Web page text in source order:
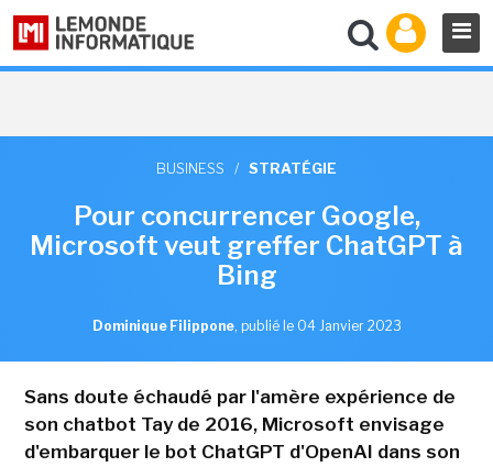
BUSINESS / STRATÉGIE
Pour concurrencer Google,
Microsoft veut greffer ChatGPT à
Bing
Dominique Filippone, publié le 04 Janvier 2023
Sans doute échaudé par l'amère expérience de
son chatbot Tay de 2016, Microsoft envisage
d'embarquer le bot ChatGPT d'OpenAI dans son